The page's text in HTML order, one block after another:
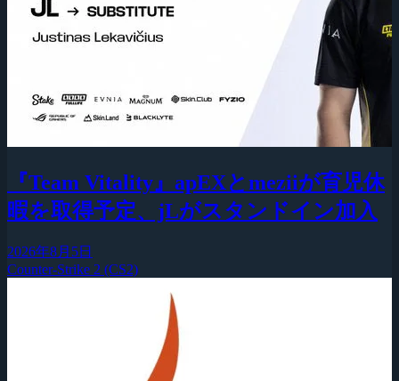
『Team Vitality』apEXとmeziiが育児休
暇を取得予定、jLがスタンドイン加入
2026年8月5日
Counter-Strike 2 (CS2)